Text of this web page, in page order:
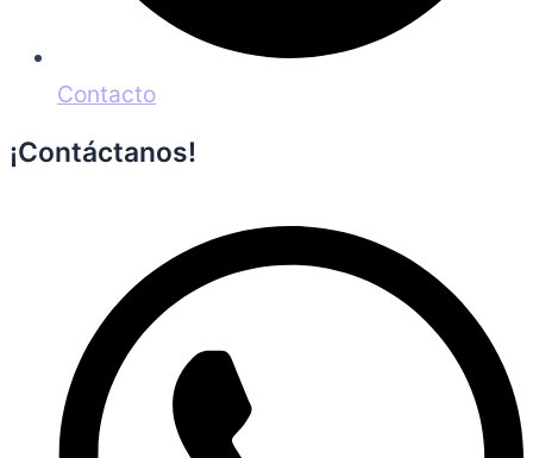
Contacto
¡Contáctanos!